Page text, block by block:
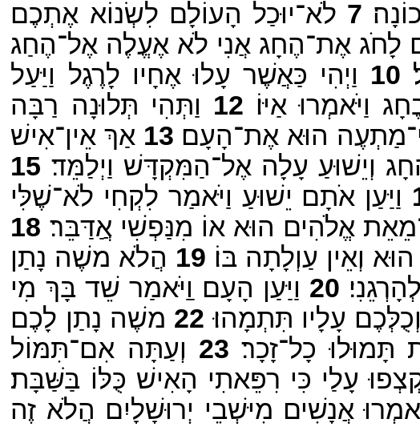
7 לֹא־יוּכַל הָעוֹלָם לִשְׂנוֹא אֶתְכֶם
לָחֹג אֶת־הֶחָג אֲנִי לֹא אֶעֱלֶה אֶל־הֶחַג
10 וַיְהִי כַּאֲשֶׁר עָלוּ אֶחָיו לָרֶגֶל וַיַּעַל
וַיֹּאמְרוּ אַיּוֹ׃ 12 וַתְּהִי תְּלוּנָה רַבָּה
הוּא אֶת־הָעָם׃ 13 אַךְ אֵין־אִישׁ
וְיֵשׁוּעַ עָלָה אֶל־הַמִּקְדָּשׁ וַיְלַמֵּד׃ 15
וַיַּעַן אֹתָם יֵשׁוּעַ וַיֹּאמַר לִקְחִי לֹא־שֶׁלִּי
אֱלֹהִים הוּא אוֹ מִנַּפְשִׁי אֲַדַּבֵּר׃ 18
וְאֵין עַוְלָתָה בּוֹ׃ 19 הֲלֹא משֶׁה נָתַן
20 וַיַּעַן הָעָם וַַיֹּאמַר שֵׁד בָּךְ מִי
עָלָיו תִּתְמָהוּ׃ 22 משֶׁה נָתַן לָכֶם
כָל־זָכָר׃ 23 וְעַתָּה אִם־תִּמּוֹל
עָלַי כִּי רִפֵּאתִי הָאִישׁ כֻּלּוֹ בַּשַּׁבָּת׃
אֲנָשִׁים מִיּשְׁבֵי יְרוּשָׁלָיִם הֲלֹא זֶה